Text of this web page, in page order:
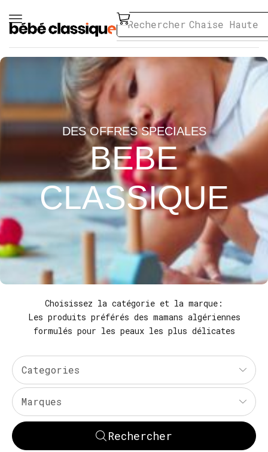
Rechercher Chaise Haute
DES OFFRES SPECIALES
BEBE
CLASSIQUE
Choisissez la catégorie et la marque:
Les produits préférés des mamans algériennes
formulés pour les peaux les plus délicates
Categories
Marques
Rechercher